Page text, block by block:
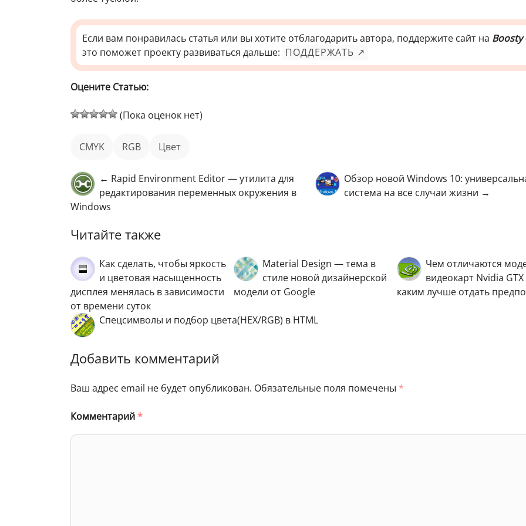
Если вам понравилась статья или вы хотите отблагодарить автора, поддержите сайт на Boosty
это поможет проекту развиваться дальше: ПОДДЕРЖАТЬ ↗
Оцените Статью:
(Пока оценок нет)
CMYK RGB цвет
← Rapid Environment Editor — утилита для
редактирования переменных окружения в
Windows
Обзор новой Windows 10:
система на все случаи жизни →
Читайте также
Как сделать, чтобы яркость
и цветовая насыщенность
дисплея менялась в зависимости
от времени суток
Material Design — тема в
стиле новой дизайнерской
модели от Google
Чем отличаются
видеокарт Nvidia GTX
каким лучше отдать
Спецсимволы и подбор цвета(HEX/RGB) в HTML
Добавить комментарий
Ваш адрес email не будет опубликован. Обязательные поля помечены *
Комментарий*